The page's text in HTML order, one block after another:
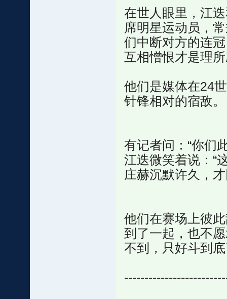
在世人眼里，江
席明星运动员，
们中断对方的连
互相憎恨才是理
他们是媒体在24
针锋相对的宿敌。
有记者问：“你们
江迭微笑着说：“
庄赫沉默许久，
他们在赛场上彼
到了一起，也不
不到，只好斗到